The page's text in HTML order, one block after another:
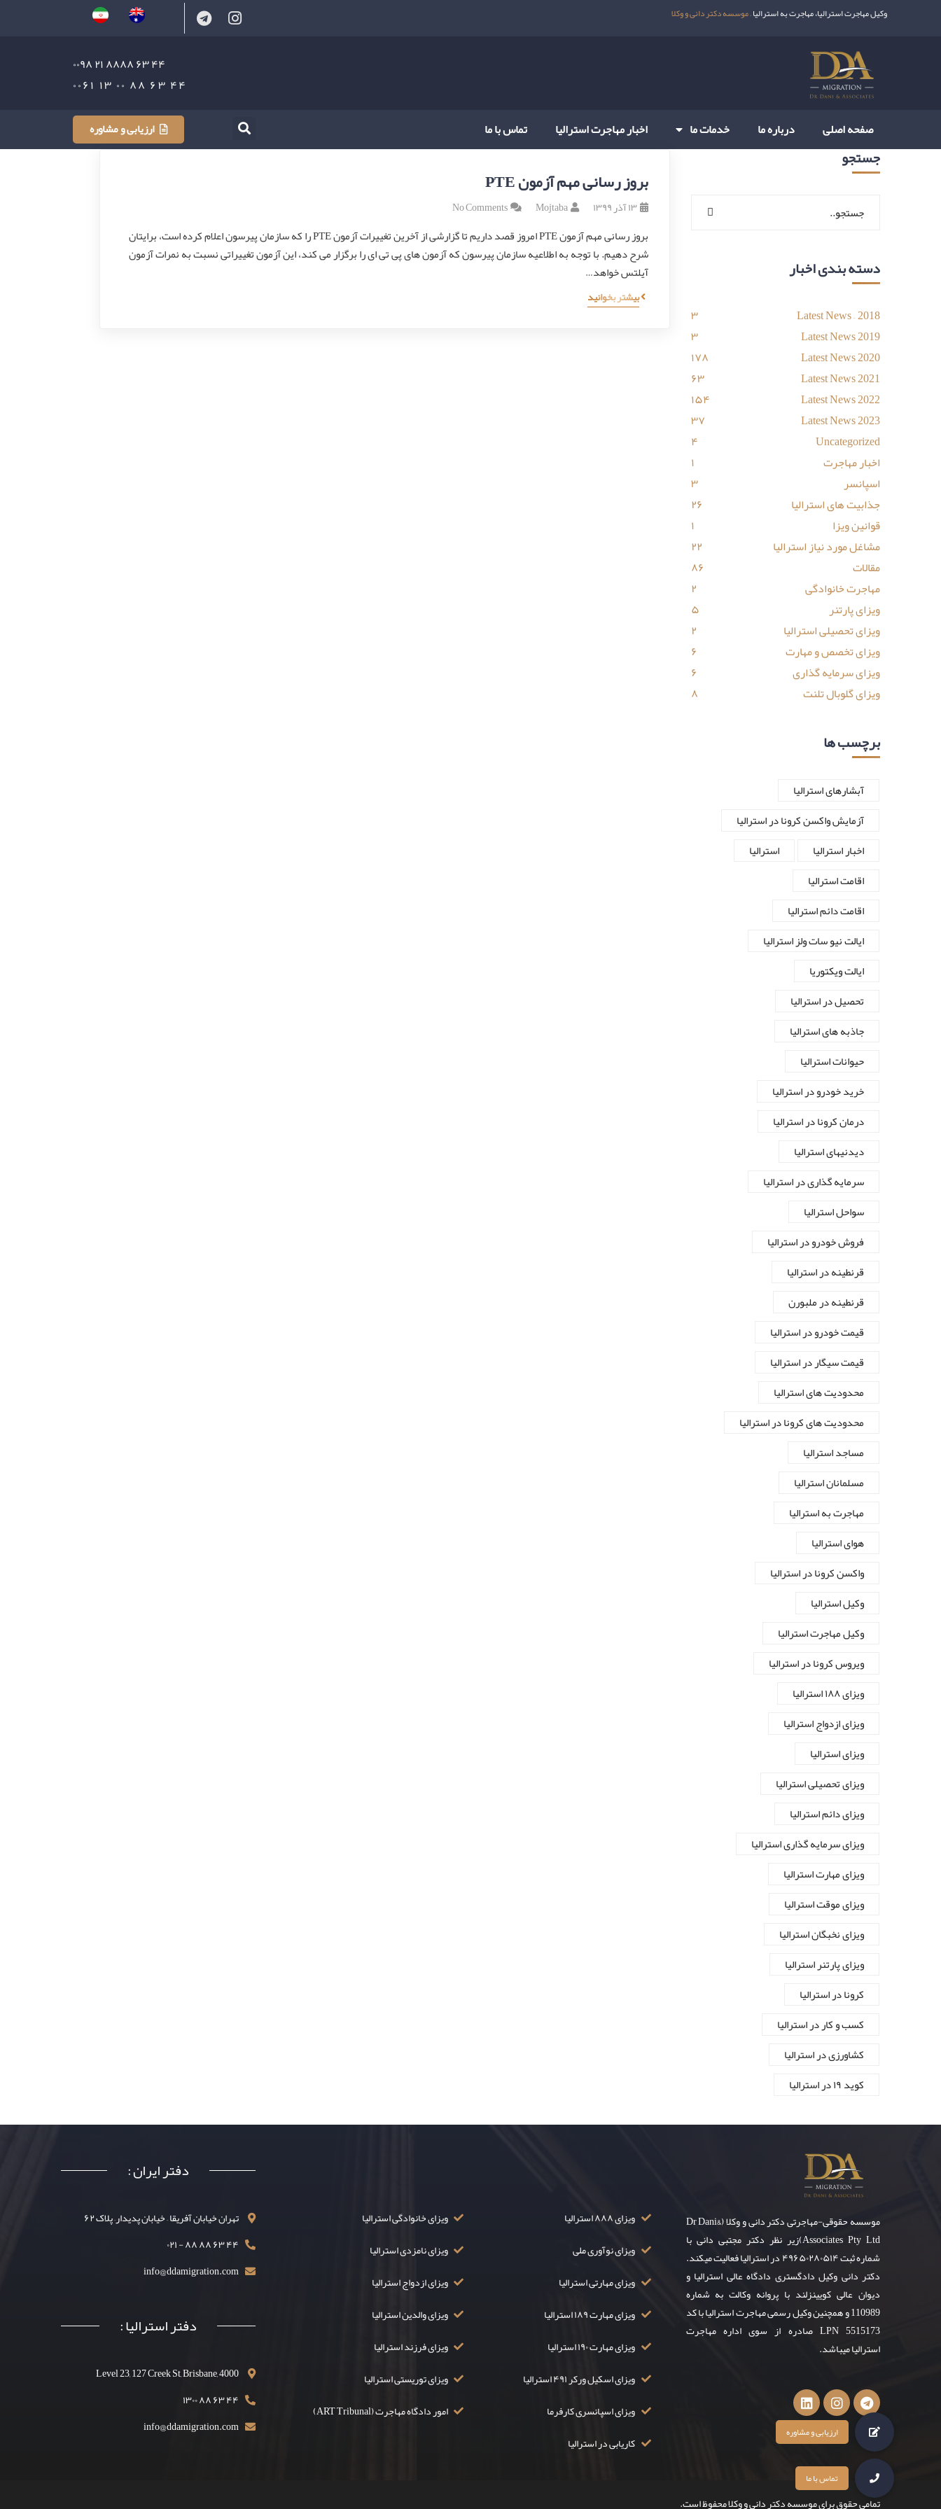
وکیل مهاجرت استرالیا، مهاجرت به استرالیا –موسسه دکتر دانی و وکلا
۴۴ ۶۳ ۸۸۸۸ ۲۱ ۰۰۹۸
۴۴ ۶۳ ۸۸ ۰۰ ۱۳ ۰۰۶۱
صفحه اصلی
درباره ما خدمات ما اخبار مهاجرت استرالیا تماس با ما ارزیابی و مشاوره
بروز رسانی مهم آزمون PTE
۱۳ آذر ۱۳۹۹ Mojtaba
No Comments
بروز رسانی مهم آزمون PTE امروز قصد داریم تا گزارشی از آخرین تغییرات آزمون PTE را که سازمان پیرسون اعلام کرده است، برایتان
شرح دهیم. با توجه به اطلاعیه سازمان پیرسون که آزمون های پی تی ای را برگزار می کند، این آزمون تغییراتی نسبت به نمرات آزمون
آیلتس خواهد…
بیشتر بخوانید
جستجو
دسته بندی اخبار
Latest News – 2018
۳
Latest News 2019
۳
Latest News 2020
۱۷۸
Latest News 2021
۶۳
Latest News 2022
۱۵۴
Latest News 2023
۳۷
Uncategorized
۴
اخبار مهاجرت
۱
اسپانسر
۳
جذابیت های استرالیا
۲۶
قوانین ویزا
۱
مشاغل مورد نیاز استرالیا
۲۲
مقالات
۸۶
مهاجرت خانوادگی
۲
ویزای پارتنر
۵
ویزای تحصیلی استرالیا
۲
ویزای تخصص و مهارت
۶
ویزای سرمایه گذاری
۶
ویزای گلوبال تلنت
۸
برچسب ها
آبشارهای استرالیا
آزمایش واکسن کرونا در استرالیا
اخبار استرالیا
استرالیا
اقامت استرالیا
اقامت دائم استرالیا
ایالت نیو سات ولز استرالیا
ایالت ویکتوریا
تحصیل در استرالیا
جاذبه های استرالیا
حیوانات استرالیا
خرید خودرو در استرالیا
درمان کرونا در استرالیا
دیدنیهای استرالیا
سرمایه گذاری در استرالیا
سواحل استرالیا
فروش خودرو در استرالیا
قرنطینه در استرالیا
قرنطینه در ملبورن
قیمت خودرو در استرالیا
قیمت سیگار در استرالیا
محدودیت های استرالیا
محدودیت های کرونا در استرالیا
مساجد استرالیا
مسلمانان استرالیا
مهاجرت به استرالیا
هوای استرالیا
واکسن کرونا در استرالیا
وکیل استرالیا
وکیل مهاجرت استرالیا
ویروس کرونا در استرالیا
ویزای ۱۸۸ استرالیا
ویزای ازدواج استرالیا
ویزای استرالیا
ویزای تحصیلی استرالیا
ویزای دائم استرالیا
ویزای سرمایه گذاری استرالیا
ویزای مهارت استرالیا
ویزای موقت استرالیا
ویزای نخبگان استرالیا
ویزای پارتنر استرالیا
کرونا در استرالیا
کسب و کار در استرالیا
کشاورزی در استرالیا
کوید ۱۹ در استرالیا
موسسه حقوقی-مهاجرتی دکتر دانی و وکلا (Dr Dani&
Associates Pty Ltd)زیر نظر دکتر مجتبی دانی با
شماره ثبت ۴۹۶۵۰۲۸۰۵۱۴ در استرالیا فعالیت میکند.
دکتر دانی وکیل دادگستری دادگاه عالی استرالیا و
دیوان عالی کویینزلند با پروانه وکالت به شماره
110989 و همچنین وکیل رسمی مهاجرت استرالیا با کد
LPN 5515173 صادره از سوی اداره مهاجرت
استرالیا میباشد.
ویزای ۸۸۸ استرالیا
ویزای نوآوری ملی
ویزای مهارتی استرالیا
ویزای مهارت ۱۸۹ استرالیا
ویزای مهارت ۱۹۰ استرالیا
ویزای اسکیل ورکر ۴۹۱ استرالیا
ویزای اسپانسری کارفرما
کاریابی در استرالیا
ویزای خانوادگی استرالیا
ویزای نامزدی استرالیا
ویزای ازدواج استرالیا
ویزای والدین استرالیا
ویزای فرزند استرالیا
ویزای توریستی استرالیا
امور دادگاه مهاجرت (ART Tribunal)
دفتر ایران :
تهران خیابان آفریقا – خیابان پدیدار– پلاک ۶۲
۴۴ ۶۳ ۸۸ ۸۸ - ۰۲۱
info@ddamigration.com
دفتر استرالیا :
Level 23, 127 Creek St, Brisbane, 4000
۴۴ ۶۳ ۸۸ ۱۳۰۰
info@ddamigration.com
تمامی حقوق برای موسسه دکتر دانی و وکلا محفوظ است.